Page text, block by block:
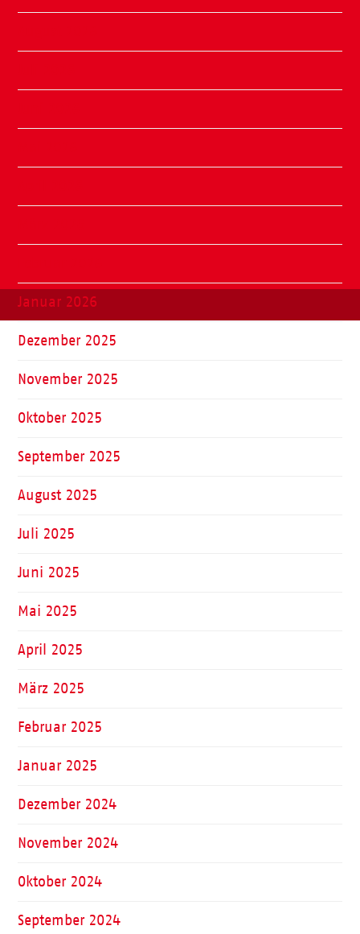
Januar 2026
Dezember 2025
November 2025
Oktober 2025
September 2025
August 2025
Juli 2025
Juni 2025
Mai 2025
April 2025
März 2025
Februar 2025
Januar 2025
Dezember 2024
November 2024
Oktober 2024
September 2024